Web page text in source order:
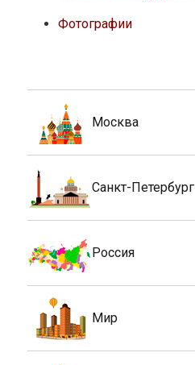
Фотографии
Москва
Санкт-Петербург
Россия
Мир